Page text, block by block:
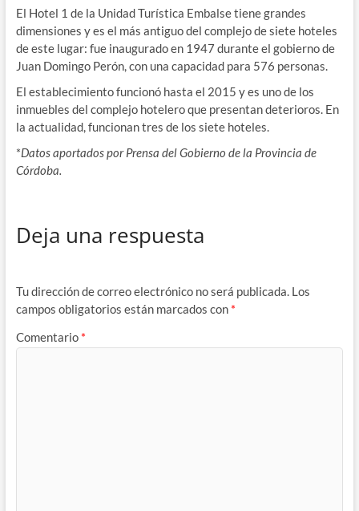
El Hotel 1 de la Unidad Turística Embalse tiene grandes
dimensiones y es el más antiguo del complejo de siete hoteles
de este lugar: fue inaugurado en 1947 durante el gobierno de
Juan Domingo Perón, con una capacidad para 576 personas.
El establecimiento funcionó hasta el 2015 y es uno de los
inmuebles del complejo hotelero que presentan deterioros. En
la actualidad, funcionan tres de los siete hoteles.
*Datos aportados por Prensa del Gobierno de la Provincia de
Córdoba.
Deja una respuesta
Tu dirección de correo electrónico no será publicada. Los
campos obligatorios están marcados con *
Comentario *